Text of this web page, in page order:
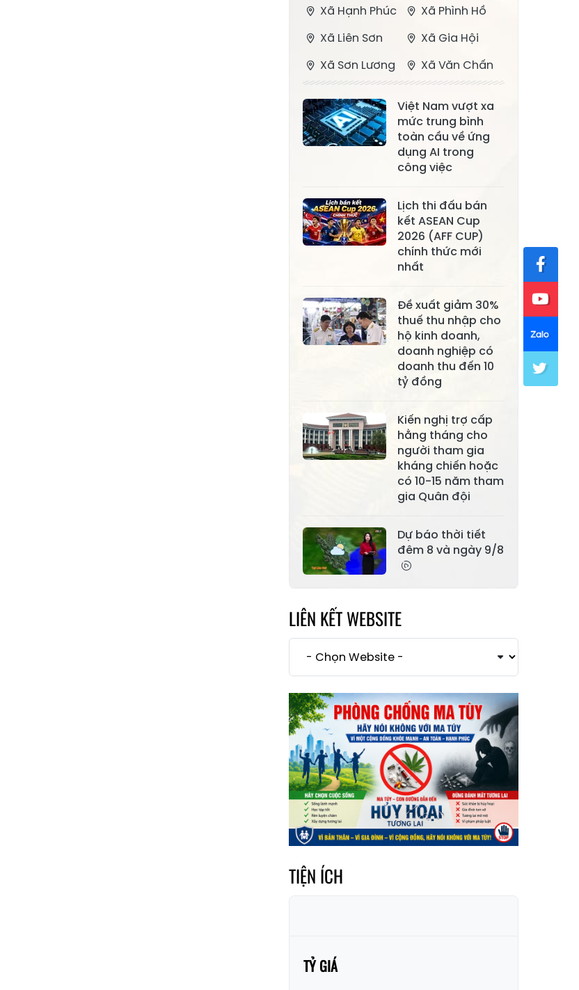
Xã Hạnh Phúc
Xã Phình Hồ
Xã Liên Sơn
Xã Gia Hội
Xã Sơn Lương
Xã Văn Chấn
Bằng La
Xã Chấn Thịnh
Xã Nghĩa Tâm
Xã Phong Dụ
Hạ
Xã Lâm Giang
Xã Đông
Cuông
Xã Tân Hợp
Xã Mậu A Xã Xuân Ái
Xã Lâm
Xã Lục Yên
Xã Tân Lĩnh
Xã Khánh Hòa
Xã Phúc Lợi
Xã Cảm Nhân
Xã Yên Bình
Xã Bảo Ái
Xã Trấn Yên
Xã Hưng
Khánh
Xã Việt Hồng
Xã Quy Mông
Xã Cốc San
Xã Hợp Thành
Quang
Xã Tằng Loỏng
Xã Gia Phú
Xã Mường
Hum
Xã Dền Sáng
Xã Y Tý
Xã A Mú Sung
Xã Trịnh Tường
Xã Nậm Chày
Xã Bản Xèo
Xã Bát Xát
Xã Võ Lao
Xã Khánh Yên
Xã Văn Bàn
Xã Dương Quỳ
Xã Chiềng Ken
Xã Minh Lương
Xã Nậm Chảy
Xã Bảo Hà
Việt Nam vượt xa
mức trung bình
toàn cầu về ứng
dụng AI trong
công việc
Lịch thi đấu bán
kết ASEAN Cup
2026 (AFF CUP)
chính thức mới
nhất
Đề xuất giảm 30%
thuế thu nhập cho
hộ kinh doanh,
doanh nghiệp có
doanh thu đến 10
tỷ đồng
Kiến nghị trợ cấp
hằng tháng cho
người tham gia
kháng chiến hoặc
có 10-15 năm tham
gia Quân đội
Dự báo thời tiết
đêm 8 và ngày 9/8
LIÊN KẾT WEBSITE
TIỆN ÍCH
TỶ GIÁ